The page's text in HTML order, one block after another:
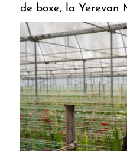
de boxe, la Yerevan